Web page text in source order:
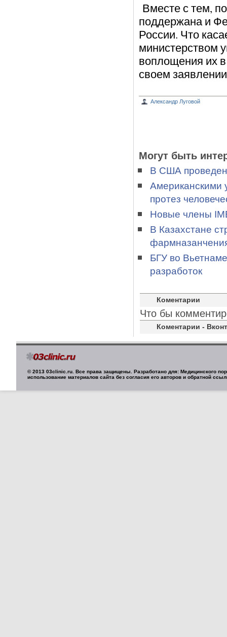
Вместе с тем,
поддержана и
России. Что
министерством
воплощения их
своем
Александр Луговой
Могут быть
В США
Американскими
протез
Новые члены
В Казахстане
БГУ во
разработок
Коментарии
Что бы
Коментарии -
© 2013 03clinic.ru. Все права защищены. Разработано для: Медицинского
использование материалов сайта без согласия его авторов и обратной